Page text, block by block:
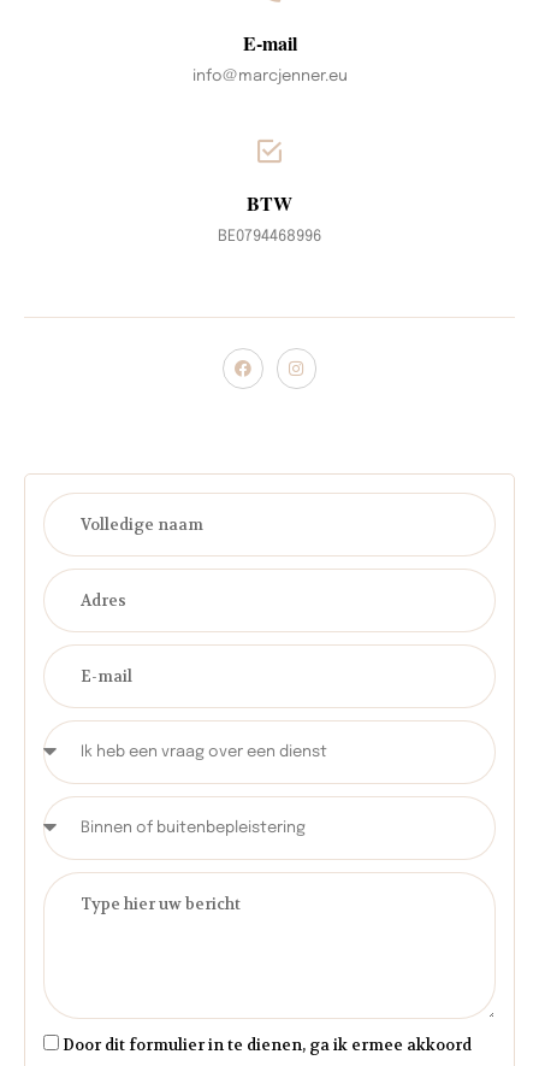
E-mail
info@marcjenner.eu
BTW
BE0794468996
Door dit formulier in te dienen, ga ik ermee akkoord